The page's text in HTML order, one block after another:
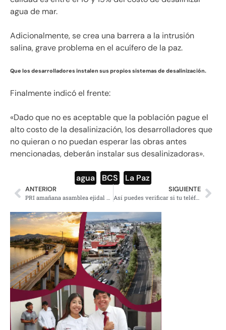
agua de mar.
Adicionalmente, se crea una barrera a la intrusión
salina, grave problema en el acuífero de la paz.
Que los desarrolladores instalen sus propios sistemas de desalinización.
Finalmente indicó el frente:
«Dado que no es aceptable que la población pague el
alto costo de la desalinización, los desarrolladores que
no quieran o no puedan esperar las obras antes
mencionadas, deberán instalar sus desalinizadoras».
agua BCS La Paz
ANTERIOR
PRI amañana asamblea ejidal para vender dos lagunas de Tulum
SIGUIENTE
Así puedes verificar si tu teléfono celular ha sido hackeado